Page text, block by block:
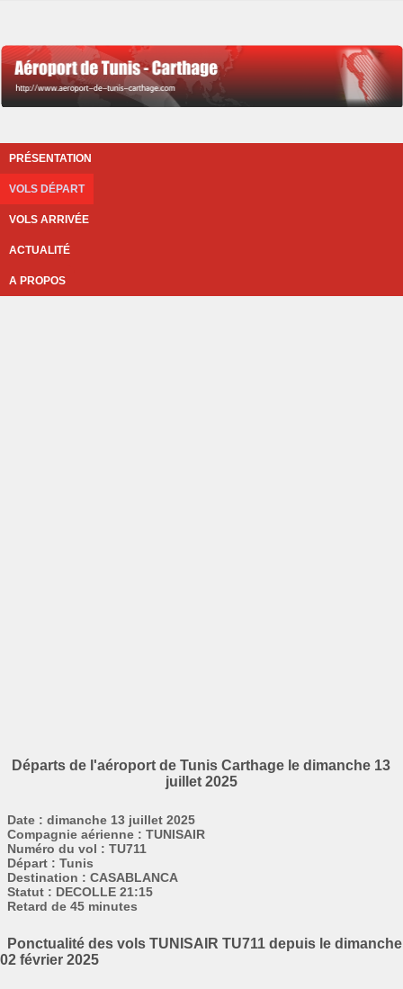
PRÉSENTATION
VOLS DÉPART
VOLS ARRIVÉE
ACTUALITÉ
A PROPOS
Départs de l'aéroport de Tunis Carthage le dimanche 13
juillet 2025
Date : dimanche 13 juillet 2025
Compagnie aérienne : TUNISAIR
Numéro du vol : TU711
Départ : Tunis
Destination : CASABLANCA
Statut : DECOLLE 21:15
Retard de 45 minutes
Ponctualité des vols TUNISAIR TU711 depuis le dimanche
02 février 2025